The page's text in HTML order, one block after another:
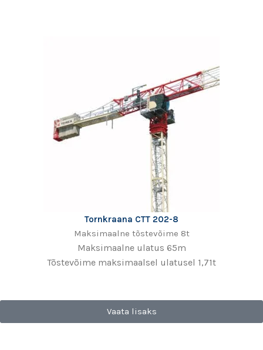
Tornkraana CTT 202-8
Maksimaalne tõstevõime 8t
Maksimaalne ulatus 65m
Tõstevõime maksimaalsel ulatusel 1,71t
Vaata lisaks